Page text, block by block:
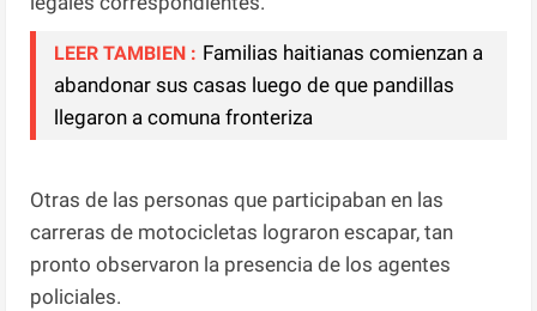
LEER TAMBIEN : Familias haitianas comienzan a
abandonar sus casas luego de que pandillas
llegaron a comuna fronteriza
Otras de las personas que participaban en las
carreras de motocicletas lograron escapar, tan
pronto observaron la presencia de los agentes
policiales.